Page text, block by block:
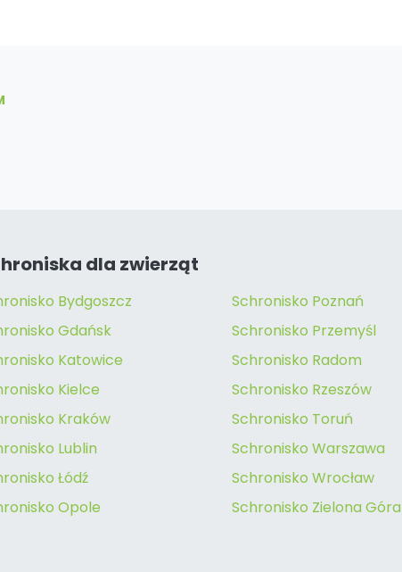
dla zwierząt
Bydgoszcz
Gdańsk
Katowice
Kielce
Kraków
Lublin
Łódź
Opole
Schronisko Poznań
Schronisko Przemyśl
Schronisko Radom
Schronisko Rzeszów
Schronisko Toruń
Schronisko Warszawa
Schronisko Wrocław
Schronisko Zielona Góra